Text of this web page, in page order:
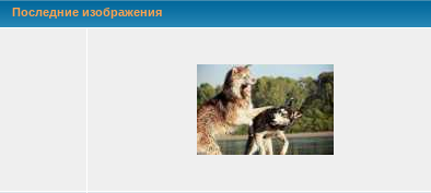
Последние изображения